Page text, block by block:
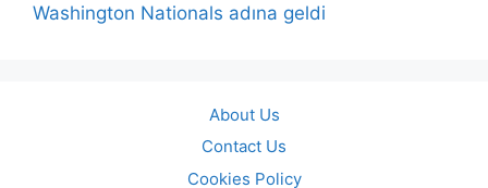
Washington Nationals adına geldi
About Us
Contact Us
Cookies Policy